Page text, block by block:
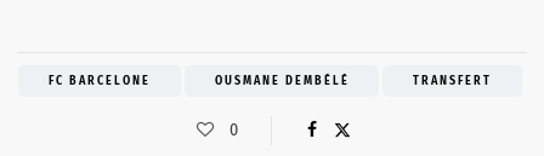
FC BARCELONE OUSMANE DEMBÉLÉ TRANSFERT
0